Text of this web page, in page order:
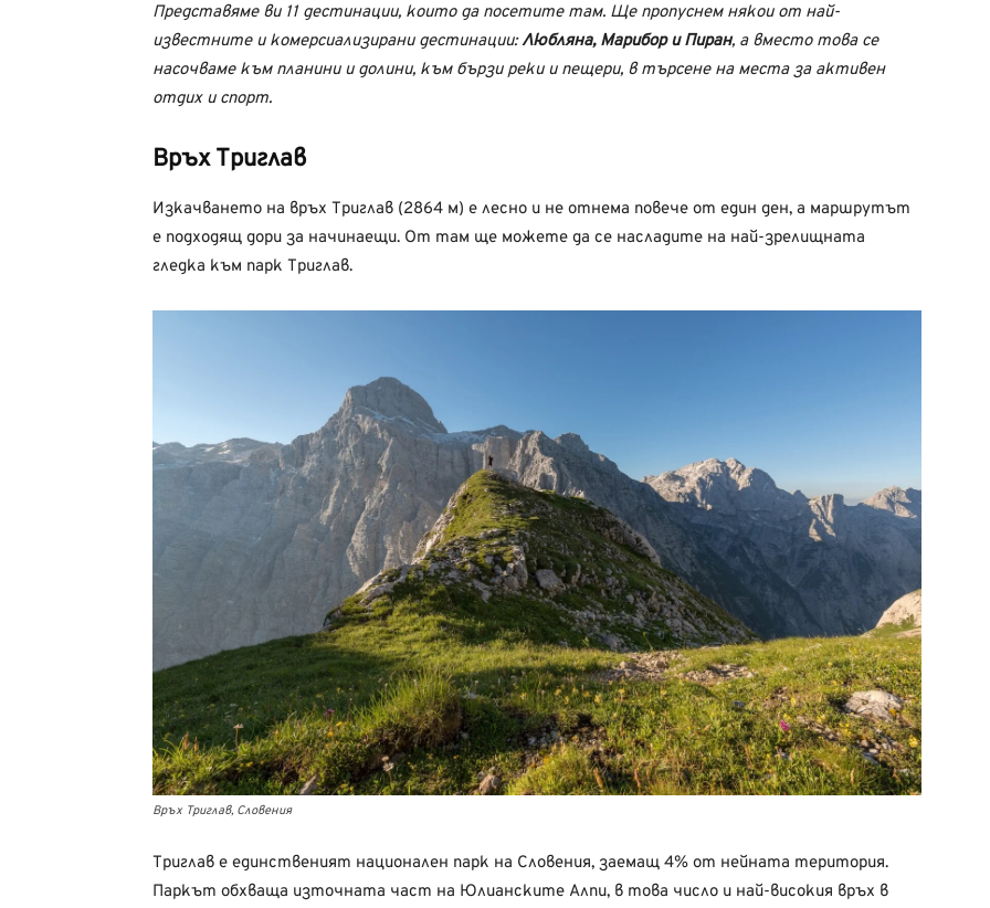
Представяме ви 11 дестинации, които да посетите там. Ще пропуснем някои от най-
известните и комерсиализирани дестинации:Любляна, Марибор и Пиран, а вместо това се
насочваме към планини и долини, към бързи реки и пещери, в търсене на места за активен
отдих и спорт.
Връх Триглав
Изкачването на връх Триглав (2864 м) е лесно и не отнема повече от един ден, а маршрутът
е подходящ дори за начинаещи. От там ще можете да се насладите на най-зрелищната
гледка към парк Триглав.
Връх Триглав, Словения
Триглав е единственият национален парк на Словения, заемащ 4% от нейната територия.
Паркът обхваща източната част на Юлианските Алпи, в това число и най-високия връх в